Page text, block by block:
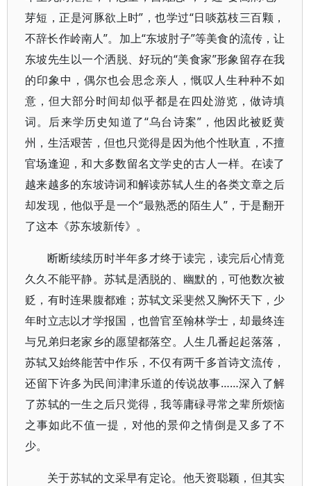
芽短，正是河豚欲上时”，也学过“日啖荔枝三百颗，
不辞长作岭南人”。加上“东坡肘子”等美食的流传，让
东坡先生以一个洒脱、好玩的“美食家”形象留存在我
的印象中，偶尔也会思念亲人，慨叹人生种种不如
意，但大部分时间却似乎都是在四处游览，做诗填
词。后来学历史知道了“乌台诗案”，他因此被贬黄
州，生活艰苦，但也只觉得是因为他个性耿直，不擅
官场逢迎，和大多数留名文学史的古人一样。在读了
越来越多的东坡诗词和解读苏轼人生的各类文章之后
却发现，他似乎是一个“最熟悉的陌生人”，于是翻开
了这本《苏东坡新传》。
断断续续历时半年多才终于读完，读完后心情竟
久久不能平静。苏轼是洒脱的、幽默的，可他数次被
贬，有时连果腹都难；苏轼文采斐然又胸怀天下，少
年时立志以才学报国，也曾官至翰林学士，却最终连
与兄弟归老家乡的愿望都落空。人生几番起起落落，
苏轼又始终能苦中作乐，不仅有两千多首诗文流传，
还留下许多为民间津津乐道的传说故事……深入了解
了苏轼的一生之后只觉得，我等庸碌寻常之辈所烦恼
之事如此不值一提，对他的景仰之情倒是又多了不
少。
关于苏轼的文采早有定论。他天资聪颖，但其实